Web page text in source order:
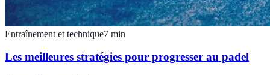
Entraînement et technique7 min
Les meilleures stratégies pour progresser au padel